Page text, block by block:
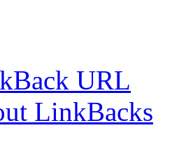
URL
LinkBacks